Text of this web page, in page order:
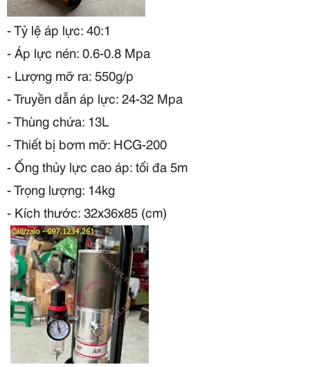
- Tỷ lệ áp lực: 40:1
- Áp lực nén: 0.6-0.8 Mpa
- Lượng mỡ ra: 550g/p
- Truyền dẫn áp lực: 24-32 Mpa
- Thùng chứa: 13L
- Thiết bị bơm mỡ: HCG-200
- Ống thủy lực cao áp: tối đa 5m
- Trọng lượng: 14kg
- Kích thước: 32x36x85 (cm)